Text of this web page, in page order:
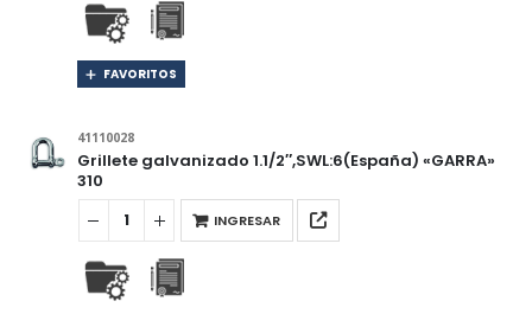
FAVORITOS
41110028
Grillete galvanizado 1.1/2″,SWL:6(España) «GARRA»
310
INGRESAR